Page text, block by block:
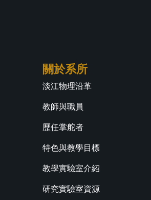
關於系所
淡江物理沿革
教師與職員
歷任掌舵者
特色與教學目標
教學實驗室介紹
研究實驗室資源